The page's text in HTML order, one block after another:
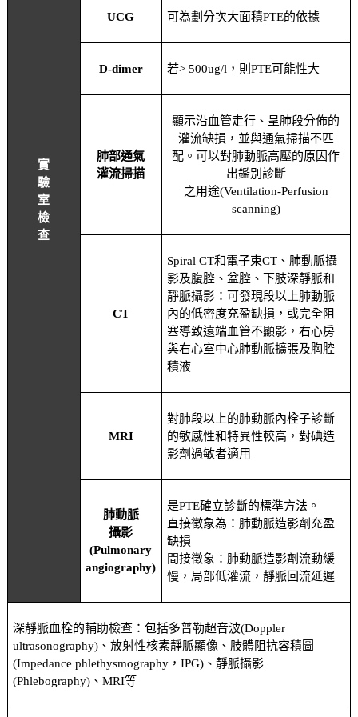
實
驗
室
檢
查
UCG 可為劃分次大面積PTE的依據
D-dimer 若> 500ug/l，則PTE可能性大
肺部通氣
灌流掃描
顯示沿血管走行、呈肺段分佈的
灌流缺損，並與通氣掃描不匹
配。可以對肺動脈高壓的原因作
出鑑別診斷
之用途(Ventilation-Perfusion
scanning)
CT
Spiral CT和電子束CT、肺動脈攝
影及腹腔、盆腔、下肢深靜脈和
靜脈攝影：可發現段以上肺動脈
內的低密度充盈缺損，或完全阻
塞導致遠端血管不顯影，右心房
與右心室中心肺動脈擴張及胸腔
積液
MRI
對肺段以上的肺動脈內栓子診斷
的敏感性和特異性較高，對碘造
影劑過敏者適用
肺動脈
攝影
(Pulmonary
angiography)
是PTE確立診斷的標準方法。
直接徵象為：肺動脈造影劑充盈
缺損
間接徵象：肺動脈造影劑流動緩
慢，局部低灌流，靜脈回流延遲
深靜脈血栓的輔助檢查：包括多普勒超音波(Doppler
ultrasonography)、放射性核素靜脈顯像、肢體阻抗容積圖
(Impedance phlethysmography，IPG)、靜脈攝影
(Phlebography)、MRI等